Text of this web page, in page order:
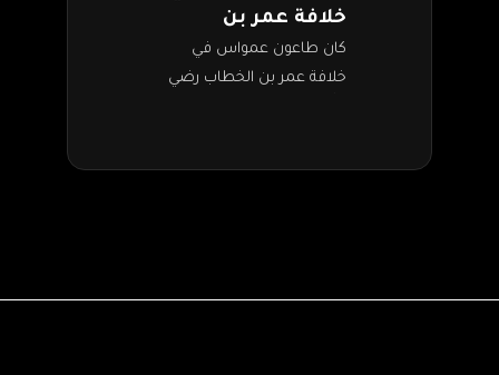
خلافة عمر بن
الخطاب
كان طاعون عمواس في
خلافة عمر بن الخطاب رضي